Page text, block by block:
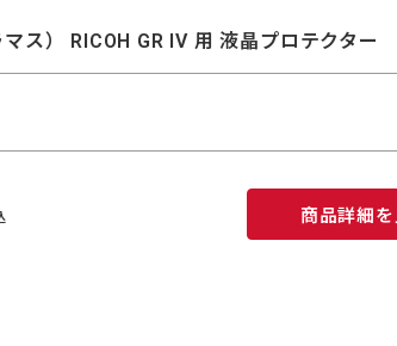
ス） RICOH GR IV 用 液晶プロテクター
商品詳細を